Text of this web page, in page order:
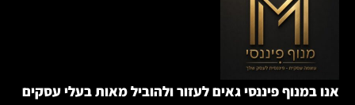
אנו במנוף פיננסי גאים לעזור ולהוביל מאות בעלי עסקים